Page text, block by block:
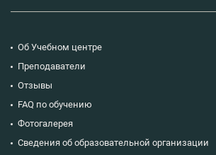
Об Учебном центре
Преподаватели
Отзывы
FAQ по обучению
Фотогалерея
Сведения об образовательной организации